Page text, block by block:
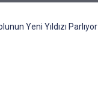
Yeni Yıldızı Parlıyor